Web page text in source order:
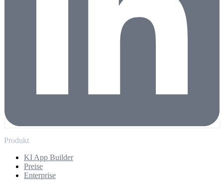
Produkt
KI App Builder
Preise
Enterprise